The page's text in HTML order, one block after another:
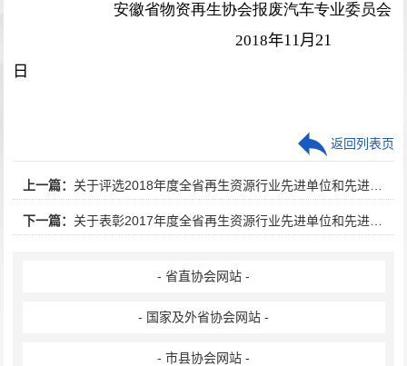
安徽省物资再生协会报废汽车专业委员会
2018年11月21
日
上一篇： 关于评选2018年度全省再生资源行业先进单位和先进工作者的通知
下一篇： 关于表彰2017年度全省再生资源行业先进单位和先进工作者的决定
返回列表页
- 省直协会网站 -
- 国家及外省协会网站 -
- 市县协会网站 -